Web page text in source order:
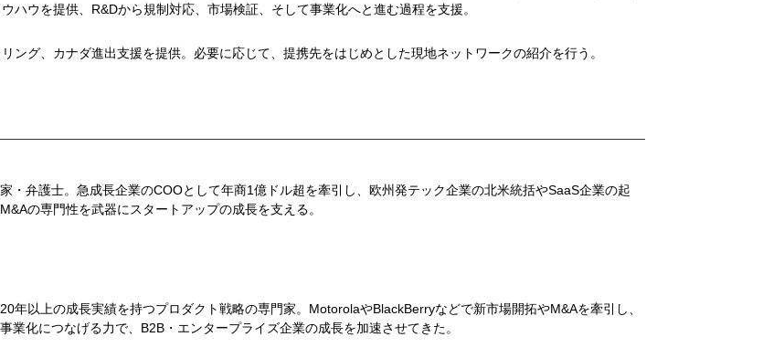
ハウを提供、R&Dから規制対応、市場検証、そして事業化へと進む過程を支援。
グ、カナダ進出支援を提供。必要に応じて、提携先をはじめとした現地ネットワークの紹介を行う。
・弁護士。急成長企業のCOOとして年商1億ドル超を牽引し、欧州発テック企業の北米統括やSaaS企業の起
の専門性を武器にスタートアップの成長を支える。
年以上の成長実績を持つプロダクト戦略の専門家。MotorolaやBlackBerryなどで新市場開拓やM&Aを牽引し、
業化につなげる力で、B2B・エンタープライズ企業の成長を加速させてきた。